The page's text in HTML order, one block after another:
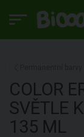
COLOR
SVĚTLE
135 ML